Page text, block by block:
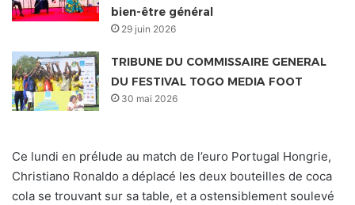
bien-être général
29 juin 2026
TRIBUNE DU COMMISSAIRE GENERAL
DU FESTIVAL TOGO MEDIA FOOT
30 mai 2026
Ce lundi en prélude au match de l’euro Portugal Hongrie,
Christiano Ronaldo a déplacé les deux bouteilles de coca
cola se trouvant sur sa table, et a ostensiblement soulevé